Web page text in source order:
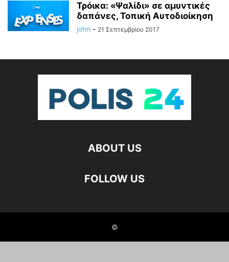
Τρόικα: «Ψαλίδι» σε αμυντικές
δαπάνες, Τοπική Αυτοδιοίκηση
john - 21 Σεπτεμβρίου 2017
ABOUT US
FOLLOW US
©